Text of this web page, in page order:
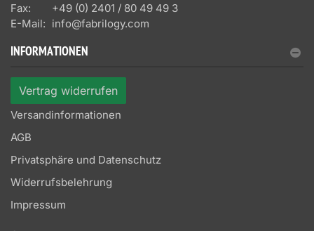
Fax:
+49 (0) 2401 / 80 49 49 3
E-Mail: info@fabrilogy.com
INFORMATIONEN
Vertrag widerrufen
Versandinformationen
AGB
Privatsphäre und Datenschutz
Widerrufsbelehrung
Impressum